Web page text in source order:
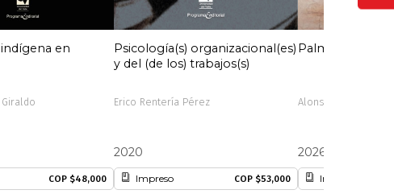
en
COP $48,000
Psicología(s) organizacional(es)
y del (de los) trabajos(s)
Erico Rentería Pérez
2020
Impreso COP $53,000
Palmira
Alonso Valencia
2026
Impreso